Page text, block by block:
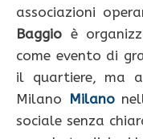
associazioni
Baggio è
come evento di
il quartiere, ma
Milano Milano
sociale senza